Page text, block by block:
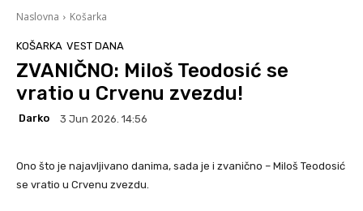
Naslovna Košarka
KOŠARKA VEST DANA
ZVANIČNO: Miloš Teodosić se
vratio u Crvenu zvezdu!
Darko 3 Jun 2026. 14:56
Ono što je najavljivano danima, sada je i zvanično – Miloš Teodosić
se vratio u Crvenu zvezdu.